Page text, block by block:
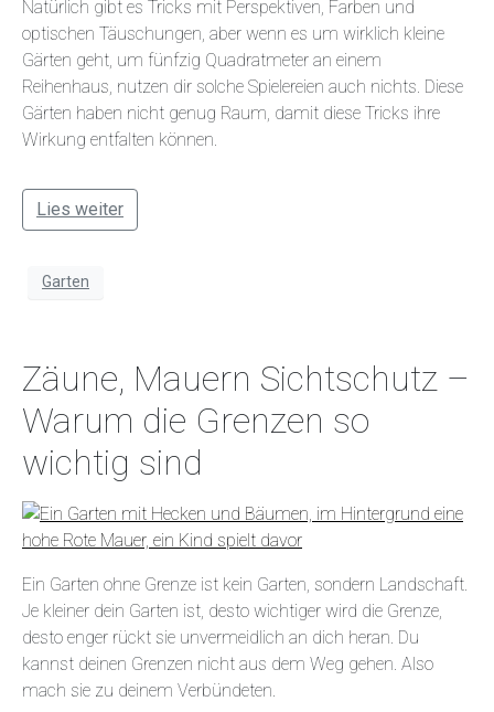
Natürlich gibt es Tricks mit Perspektiven, Farben und
optischen Täuschungen, aber wenn es um wirklich kleine
Gärten geht, um fünfzig Quadratmeter an einem
Reihenhaus, nutzen dir solche Spielereien auch nichts. Diese
Gärten haben nicht genug Raum, damit diese Tricks ihre
Wirkung entfalten können.
Lies weiter
Garten
Zäune, Mauern Sichtschutz –
Warum die Grenzen so
wichtig sind
Ein Garten ohne Grenze ist kein Garten, sondern Landschaft.
Je kleiner dein Garten ist, desto wichtiger wird die Grenze,
desto enger rückt sie unvermeidlich an dich heran. Du
kannst deinen Grenzen nicht aus dem Weg gehen. Also
mach sie zu deinem Verbündeten.